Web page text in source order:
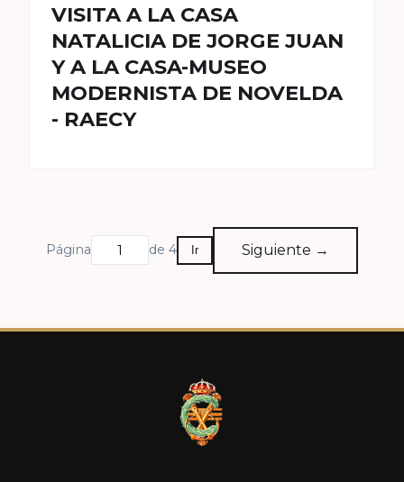
VISITA A LA CASA
NATALICIA DE JORGE JUAN
Y A LA CASA-MUSEO
MODERNISTA DE NOVELDA
- RAECY
Página de 4 Ir Siguiente →